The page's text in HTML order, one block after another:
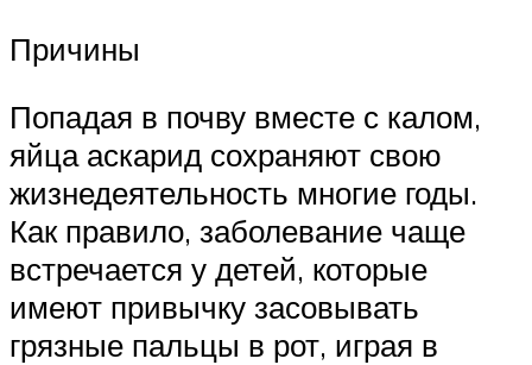
Причины
Попадая в почву вместе с калом,
яйца аскарид сохраняют свою
жизнедеятельность многие годы.
Как правило, заболевание чаще
встречается у детей, которые
имеют привычку засовывать
грязные пальцы в рот, играя в